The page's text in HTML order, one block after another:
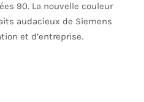
90. La nouvelle couleur
audacieux de Siemens
et d’entreprise.